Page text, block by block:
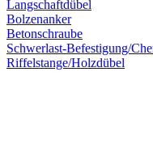
Langschaftdübel
Bolzenanker
Betonschraube
Schwerlast-Befestigung/
Riffelstange/Holzdübel